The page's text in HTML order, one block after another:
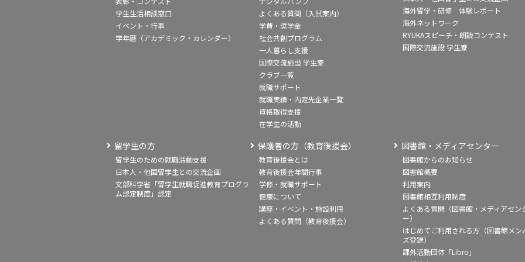
学生生活相談窓口
イベント・行事
学年暦（アカデミック・カレンダー）
よくある質問（入試案内）
学費・奨学金
社会共創プログラム
一人暮らし支援
国際交流施設 学生寮
クラブ一覧
就職サポート
就職実績・内定先企業一覧
資格取得支援
在学生の活動
海外留学・研修 体験レポート
海外ネットワーク
RYUKAスピーチ・朗読コンテスト
国際交流施設 学生寮
留学生の方
留学生のための就職活動支援
日本人・他国留学生との交流企画
文部科学省「留学生就職促進教育プログラ
ム認定制度」認定
保護者の方（教育後援会）
教育後援会とは
教育後援会年間行事
学修・就職サポート
健康について
講座・イベント・施設利用
よくある質問（教育後援会）
図書館・メディアセンター
図書館からのお知らせ
図書館概要
利用案内
図書館相互利用制度
よくある質問（図書館・メディアセン
ー）
はじめてご利用される方（図書館メン
ズ登録）
課外活動団体「Libro」